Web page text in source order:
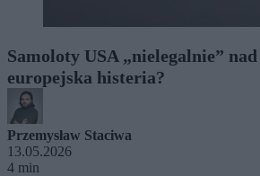
Samoloty USA „nielegalnie”
europejska histeria?
Przemysław Staciwa
13.05.2026
4 min